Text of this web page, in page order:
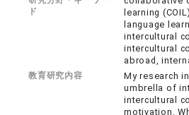
ド
learning
language
intercultural
intercultural
abroad,
教育研究内容
My research
umbrella of
intercultural
motivation.